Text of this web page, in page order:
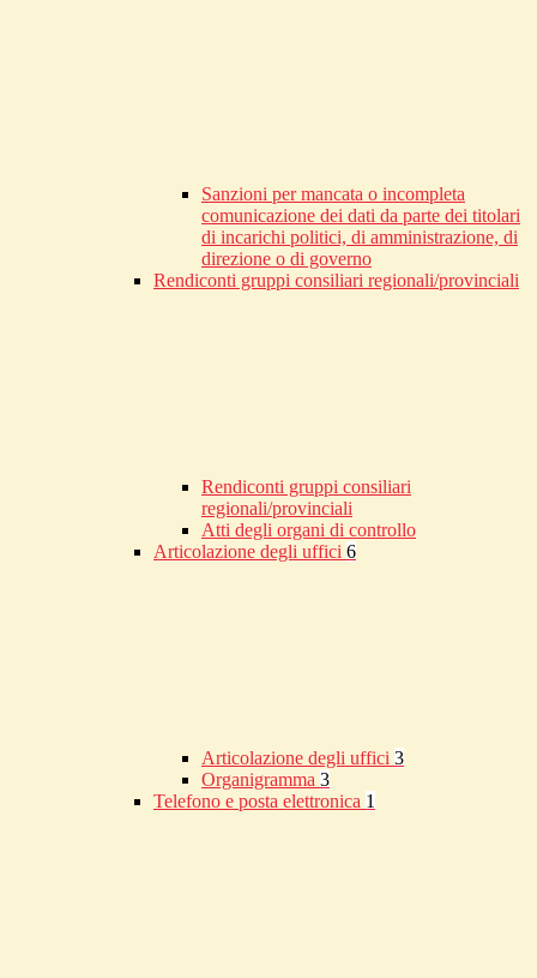
Sanzioni per mancata o incompleta
comunicazione dei dati da parte dei titolari
di incarichi politici, di amministrazione, di
direzione o di governo
Rendiconti gruppi consiliari regionali/provinciali
Rendiconti gruppi consiliari
regionali/provinciali
Atti degli organi di controllo
Articolazione degli uffici 6
Articolazione degli uffici 3
Organigramma 3
Telefono e posta elettronica 1